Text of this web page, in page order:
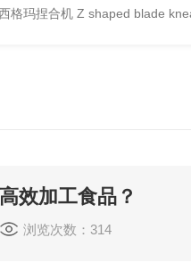
格玛捏合机 Z shaped blade kneading
效加工食品？
浏览次数：314